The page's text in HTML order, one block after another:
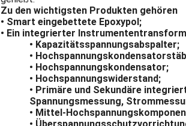
Zu den wichtigsten Produkten gehören
• Smart eingebettete Epoxypol;
• Ein integrierter
• Kapazitätsspannungsabspalter;
•
• Hochspannungskondensator;
• Hochspannungswiderstand;
• Primäre und Sekundäre
Spannungsmessung,
• Mittel-